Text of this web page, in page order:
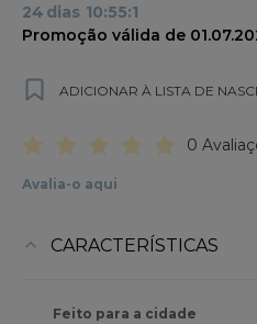
24 dias 10:55:1
Promoção válida de
ADICIONAR À LISTA DE
0
Avalia-o aqui
CARACTERÍSTICAS
Feito para a cidade